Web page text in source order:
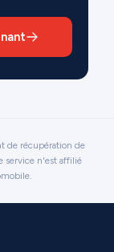
de récupération de
service n'est affilié